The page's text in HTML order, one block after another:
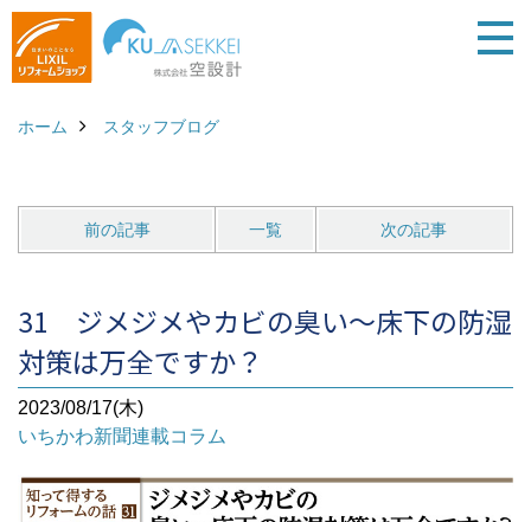
ホーム スタッフブログ
前の記事 一覧 次の記事
31 ジメジメやカビの臭い～床下の防湿
対策は万全ですか？
2023/08/17(木)
いちかわ新聞連載コラム